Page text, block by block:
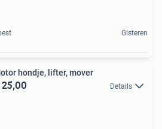
Gisteren
hondje, lifter, mover
Details